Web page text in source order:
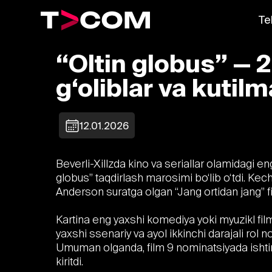
“Oltin globus” —
g‘oliblar va
12.01.2026
Beverli-Xillzda kino va seriallar olamidagi
globus” taqdirlash marosimi bo‘lib o‘tdi.
Anderson suratga olgan “Jang ortidan jang”
Kartina eng yaxshi komediya yoki myuzikl
yaxshi ssenariy va ayol ikkinchi darajali rol
Umuman olganda, film 9 nominatsiyada
kiritdi.